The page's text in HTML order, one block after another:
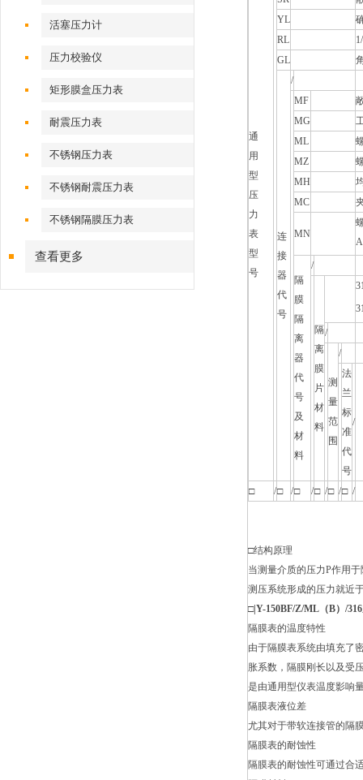
活塞压力计
压力校验仪
矩形膜盒压力表
耐震压力表
不锈钢压力表
不锈钢耐震压力表
不锈钢隔膜压力表
查看更多
通
用
型
压
力
表
型
号
YL
RL
GL
连
接
器
代
号
/
MF
MG
ML
MZ
MH
MC
MN
隔
膜
隔
离
器
代
号
及
材
料
/
隔
离
膜
片
材
料
/
测
量
范
围
/
法
兰
标
准
代
号
/
□ /□ /□ /□ /□ /□ /
□结构原理
当测量介质的压力P作用
测压系统形成的压力就近
□|Y-150BF/Z/ML（B）/316
隔膜表的温度特性
由于隔膜表系统由填充了
胀系数，隔膜刚长以及受
是由通用型仪表温度影响
隔膜表液位差
尤其对于带软连接管的隔
隔膜表的耐蚀性
隔膜表的耐蚀性可通过合